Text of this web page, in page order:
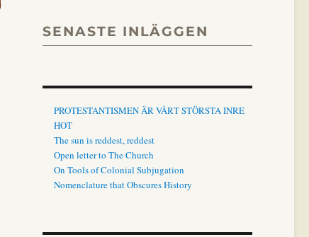
SENASTE INLÄGGEN
PROTESTANTISMEN ÄR VÅRT STÖRSTA INRE
HOT
The sun is reddest, reddest
Open letter to The Church
On Tools of Colonial Subjugation
Nomenclature that Obscures History